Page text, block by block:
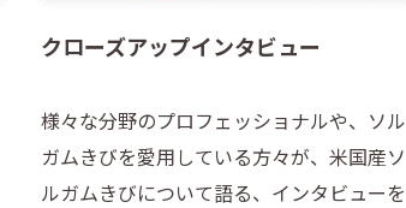
クローズアップインタビュー
様々な分野のプロフェッショナルや、ソル
ガムきびを愛用している方々が、米国産ソ
ルガムきびについて語る、インタビューを